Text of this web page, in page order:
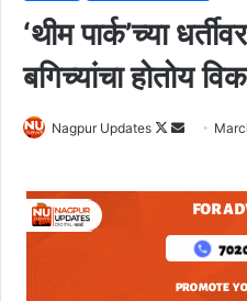
‘थीम पार्क’च्या
बगिच्यांचा होतोय
Nagpur Updates
F
o
w
o
a
n
e